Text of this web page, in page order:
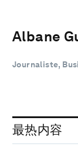
Albane
Journaliste,
最热内容